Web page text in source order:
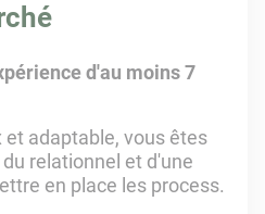
d'au moins 7
et adaptable, vous êtes
relationnel et d'une
en place les process.